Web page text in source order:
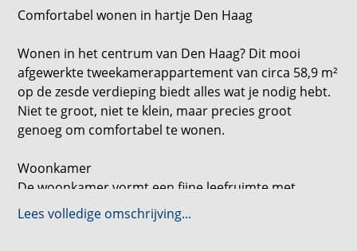
Comfortabel wonen in hartje Den Haag
Wonen in het centrum van Den Haag? Dit mooi
afgewerkte tweekamerappartement van circa 58,9 m²
op de zesde verdieping biedt alles wat je nodig hebt.
Niet te groot, niet te klein, maar precies groot
genoeg om comfortabel te wonen.
Woonkamer
De woonkamer vormt een fijne leefruimte met
voldoende plek voor een gezellige zit- en eethoek.
Dankzij de praktische indeling is het appartement
Lees volledige omschrijving...